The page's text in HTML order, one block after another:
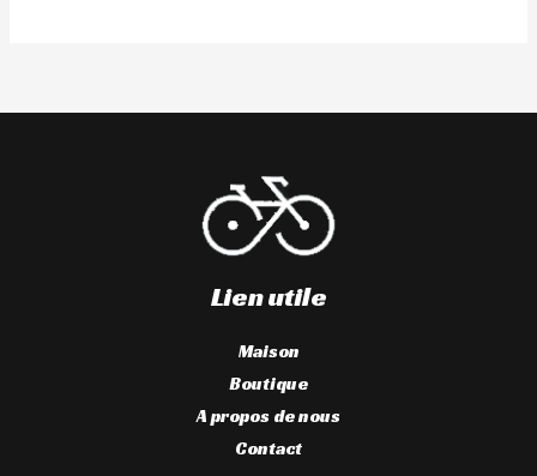
Lien utile
Maison
Boutique
A propos de nous
Contact